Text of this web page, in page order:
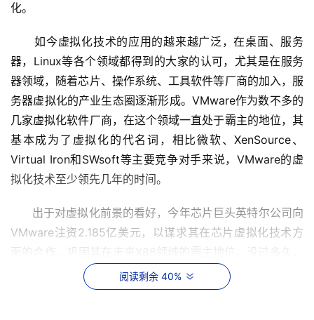
化。
如今虚拟化技术的应用的越来越广泛，在桌面、服务
器，Linux等各个领域都得到的大家的认可，尤其是在服务
器领域，随着芯片、操作系统、工具软件等厂商的加入，服
务器虚拟化的产业生态圈逐渐形成。VMware作为数不多的
几家虚拟化软件厂商，在这个领域一直处于霸主的地位，其
基本成为了虚拟化的代名词，相比微软、XenSource、
Virtual Iron和SWsoft等主要竞争对手来说，VMware的虚
拟化技术至少领先几年的时间。
出于对虚拟化前景的看好，今年芯片巨头英特尔公司向
VMware注资2.185亿美元，以谋求其在芯片虚拟化技术方
面的合作，巩固其在未来X86领域的霸主地位。没过多久，
身为老牌网络设备制造商的思科也购买了VMware 1.6%的
股份，耗资1.5亿美元。两大公司双双插足VMware，对虚拟
阅读剩余 40%